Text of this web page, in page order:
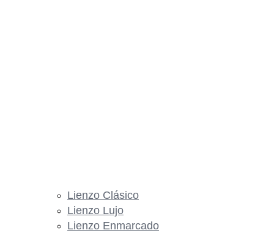
Lienzo Clásico
Lienzo Lujo
Lienzo Enmarcado